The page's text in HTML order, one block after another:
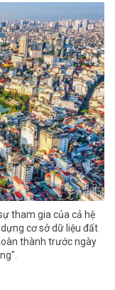
tham gia của cả hệ
cơ sở dữ liệu đất
thành trước ngày